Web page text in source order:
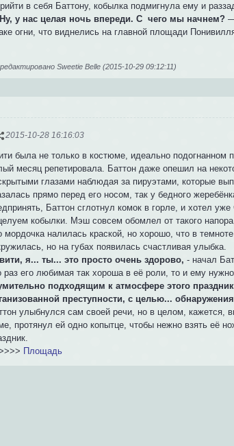
в себя Баттону, кобылка подмигнула ему и
у нас целая ночь впереди. С чего мы начнем?
огни, что виднелись на главной площади
Sweetie Belle (2015-10-29 09:12:11)
2015-10-28 16:16:03
была не только в костюме, идеально подогнанном
месяц репетировала. Баттон даже опешил на
глазами наблюдая за пируэтами, которые
прямо перед его носом, так у бедного
Баттон сглотнул комок в горле, и хотел
кобылки. Мэш совсем обомлел от такого
мордочка налилась краской, но хорошо, что в
но на губах появилась счастливая улыбка.
я... ты... это просто очень здорово, - начал
раз его любимая так хороша в её роли, то и ему
подходящим к атмосфере этого
преступности, с целью...
улыбнулся сам своей речи, но в целом,
протянул ей одно копытце, чтобы нежно взять её
Площадь